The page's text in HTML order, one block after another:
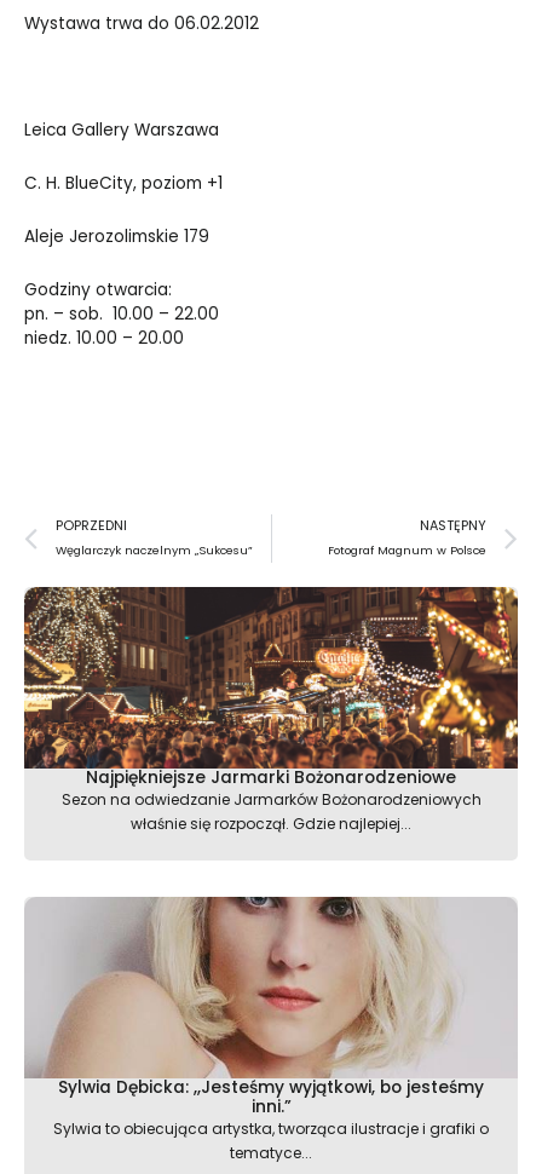
Wystawa trwa do 06.02.2012
Leica Gallery Warszawa
C. H. BlueCity, poziom +1
Aleje Jerozolimskie 179
Godziny otwarcia:
pn. – sob. 10.00 – 22.00
niedz. 10.00 – 20.00
Prev
POPRZEDNI
Węglarczyk naczelnym „Sukcesu”
NASTĘPNY
Fotograf Magnum w Polsce
Najpiękniejsze Jarmarki Bożonarodzeniowe
Sezon na odwiedzanie Jarmarków Bożonarodzeniowych
właśnie się rozpoczął. Gdzie najlepiej...
Sylwia Dębicka: ,,Jesteśmy wyjątkowi, bo jesteśmy
inni.”
Sylwia to obiecująca artystka, tworząca ilustracje i grafiki o
tematyce...